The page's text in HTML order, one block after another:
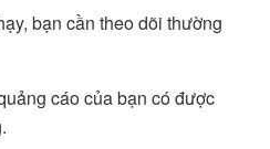
bạn cần theo dõi thường
cáo của bạn có được